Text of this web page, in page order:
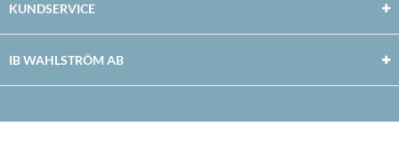
KUNDSERVICE
IB WAHLSTRÖM AB
Facebook
TwitterYoutubeInstagram